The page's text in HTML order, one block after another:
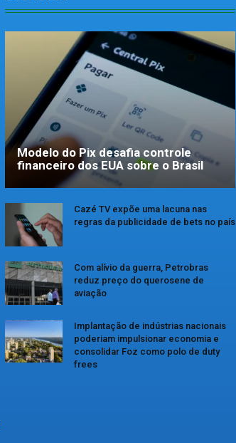
Modelo do Pix desafia controle
financeiro dos EUA sobre o Brasil
Cazé TV expõe uma lacuna nas
regras da publicidade de bets no país
Com alívio da guerra, Petrobras
reduz preço do querosene de
aviação
Implantação de indústrias nacionais
poderiam impulsionar economia e
consolidar Foz como polo de duty
frees